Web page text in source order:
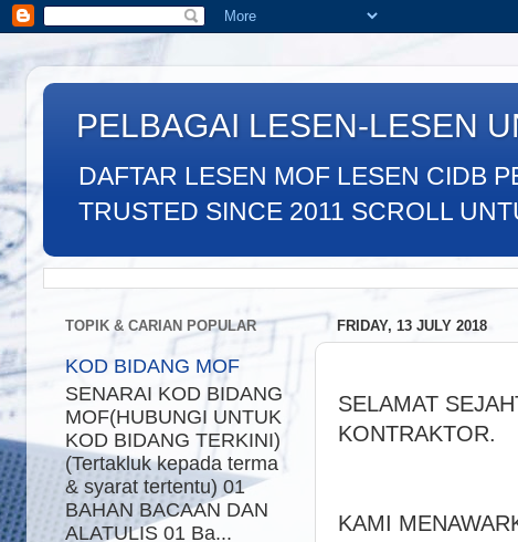
PELBAGAI LESEN-LESEN
DAFTAR LESEN MOF LESEN CIDB
TRUSTED SINCE 2011 SCROLL
FRIDAY, 13 JULY 2018
SELAMAT
KONTRAKTOR.
KAMI
TOPIK & CARIAN POPULAR
KOD BIDANG MOF
SENARAI KOD BIDANG
MOF(HUBUNGI UNTUK
KOD BIDANG TERKINI)
(Tertakluk kepada terma
& syarat tertentu) 01
BAHAN BACAAN DAN
ALATULIS 01 Ba...